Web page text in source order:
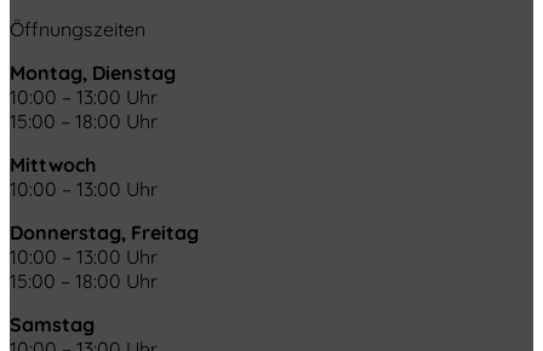
Öffnungszeiten
Montag, Dienstag
10:00 – 13:00 Uhr
15:00 – 18:00 Uhr
Mittwoch
10:00 – 13:00 Uhr
Donnerstag, Freitag
10:00 – 13:00 Uhr
15:00 – 18:00 Uhr
Samstag